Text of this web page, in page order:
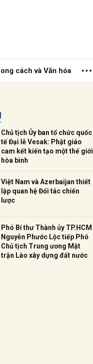
cách và Văn hóa
Chủ tịch Ủy ban tổ chức quốc
tế Đại lễ Vesak: Phật giáo
cam kết kiến tạo một thế giới
hòa bình
Việt Nam và Azerbaijan thiết
lập quan hệ Đối tác chiến
lược
Phó Bí thư Thành ủy TP.HCM
Nguyễn Phước Lộc tiếp Phó
Chủ tịch Trung ương Mặt
trận Lào xây dựng đất nước